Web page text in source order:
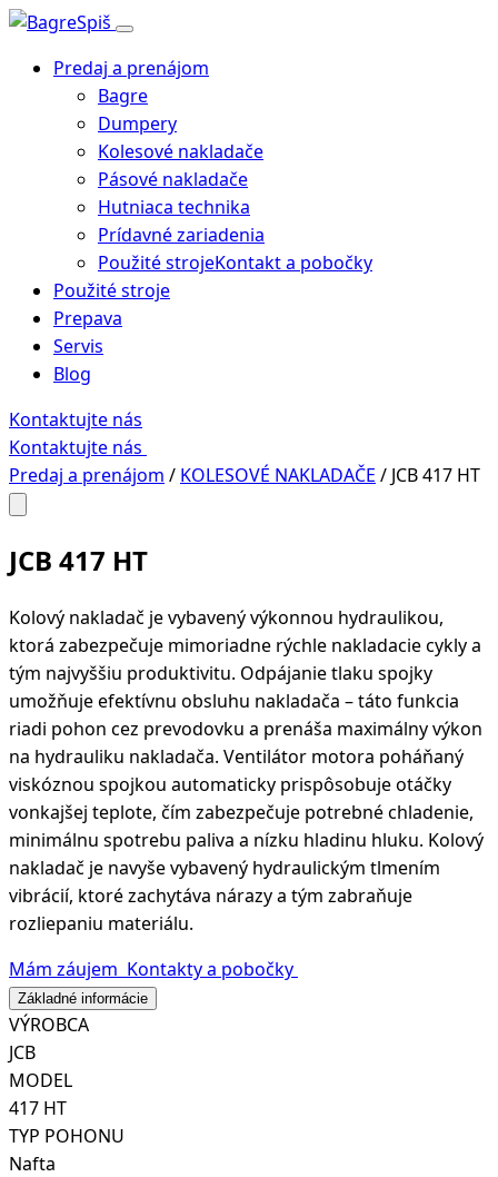
Predaj a prenájom
Bagre
Dumpery
Kolesové nakladače
Pásové nakladače
Hutniaca technika
Prídavné zariadenia
Použité strojeKontakt a pobočky
Použité stroje
Prepava
Servis
Blog
Kontaktujte nás
Kontaktujte nás
Predaj a prenájom / KOLESOVÉ NAKLADAČE / JCB 417 HT
JCB 417 HT
Kolový nakladač je vybavený výkonnou hydraulikou,
ktorá zabezpečuje mimoriadne rýchle nakladacie cykly a
tým najvyššiu produktivitu. Odpájanie tlaku spojky
umožňuje efektívnu obsluhu nakladača – táto funkcia
riadi pohon cez prevodovku a prenáša maximálny výkon
na hydrauliku nakladača. Ventilátor motora poháňaný
viskóznou spojkou automaticky prispôsobuje otáčky
vonkajšej teplote, čím zabezpečuje potrebné chladenie,
minimálnu spotrebu paliva a nízku hladinu hluku. Kolový
nakladač je navyše vybavený hydraulickým tlmením
vibrácií, ktoré zachytáva nárazy a tým zabraňuje
rozliepaniu materiálu.
Mám záujem Kontakty a pobočky
Základné informácie
VÝROBCA
JCB
MODEL
417 HT
TYP POHONU
Nafta